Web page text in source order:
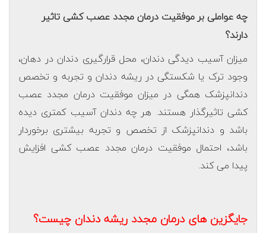
چه عواملی بر موفقیت درمان مجدد عصب کشی تاثیر
دارند؟
میزان آسیب دیدگی دندان، محل قرارگیری دندان در دهان،
وجود ترک یا شکستگی در ریشه دندان و تجربه و تخصص
دندانپزشک همگی در میزان موفقیت درمان مجدد عصب
کشی تاثیرگذار هستند. هر چه دندان آسیب کمتری دیده
باشد و دندانپزشک از تخصص و تجربه بیشتری برخوردار
باشد، احتمال موفقیت درمان مجدد عصب کشی افزایش
پیدا می کند.
جایگزین های درمان مجدد ریشه دندان چیست؟